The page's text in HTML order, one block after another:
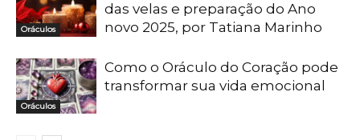
Oráculos
das velas e preparação do Ano
novo 2025, por Tatiana Marinho
Oráculos
Como o Oráculo do Coração pode
transformar sua vida emocional